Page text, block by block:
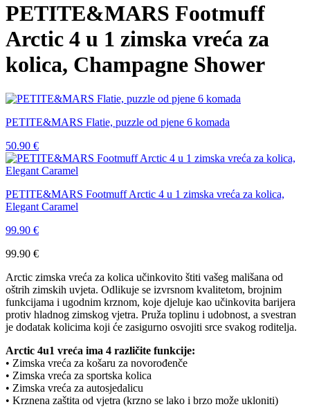
PETITE&MARS Footmuff
Arctic 4 u 1 zimska vreća za
kolica, Champagne Shower
PETITE&MARS Flatie, puzzle od pjene 6 komada
50.90 €
PETITE&MARS Footmuff Arctic 4 u 1 zimska vreća za kolica,
Elegant Caramel
99.90 €
99.90 €
Arctic zimska vreća za kolica učinkovito štiti vašeg mališana od
oštrih zimskih uvjeta. Odlikuje se izvrsnom kvalitetom, brojnim
funkcijama i ugodnim krznom, koje djeluje kao učinkovita barijera
protiv hladnog zimskog vjetra. Pruža toplinu i udobnost, a svestran
je dodatak kolicima koji će zasigurno osvojiti srce svakog roditelja.
Arctic 4u1 vreća ima 4 različite funkcije:
• Zimska vreća za košaru za novorođenče
• Zimska vreća za sportska kolica
• Zimska vreća za autosjedalicu
• Krznena zaštita od vjetra (krzno se lako i brzo može ukloniti)